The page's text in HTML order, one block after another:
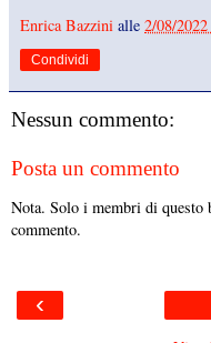
Enrica Bazzini alle 2/08/
Condividi
Nessun commento:
Posta un commento
Nota. Solo i membri di questo
commento.
‹